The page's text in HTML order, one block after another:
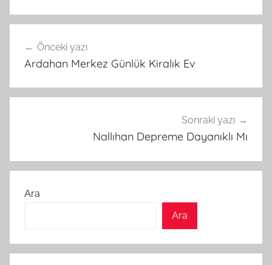
gezinmesi
Önceki yazı
Ardahan Merkez Günlük Kiralık Ev
Sonraki yazı
Nallıhan Depreme Dayanıklı Mı
Ara
Ara